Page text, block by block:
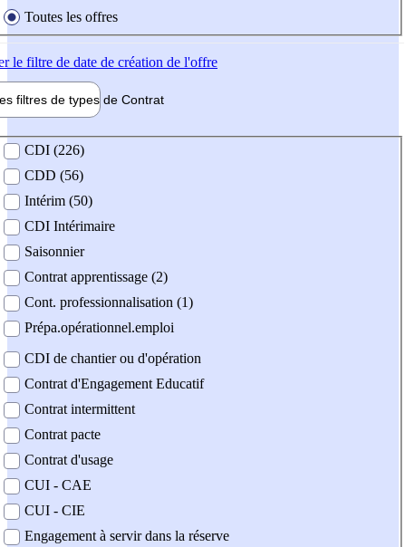
Toutes les offres
le filtre de date de création de l'offre
filtres de types de Contrat
contrat
CDI (226)
CDD (56)
Intérim (50)
CDI Intérimaire
Saisonnier
Contrat apprentissage (2)
Cont. professionnalisation (1)
Prépa.opérationnel.emploi
CDI de chantier ou d'opération
Contrat d'Engagement Educatif
Contrat intermittent
Contrat pacte
Contrat d'usage
CUI - CAE
CUI - CIE
Engagement à servir dans la réserve